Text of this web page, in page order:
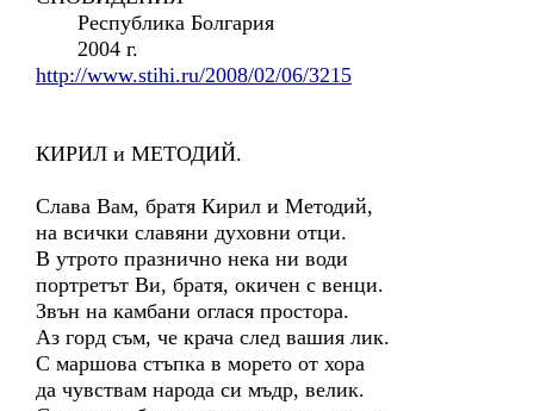
Республика Болгария
2004 г.
http://www.stihi.ru/2008/02/06/3215
КИРИЛ и МЕТОДИЙ.
Слава Вам, братя Кирил и Методий,
на всички славяни духовни отци.
В утрото празнично нека ни води
портретът Ви, братя, окичен с венци.
Звън на камбани оглася простора.
Аз горд съм, че крача след вашия лик.
С маршова стъпка в морето от хора
да чувствам народа си мъдр, велик.